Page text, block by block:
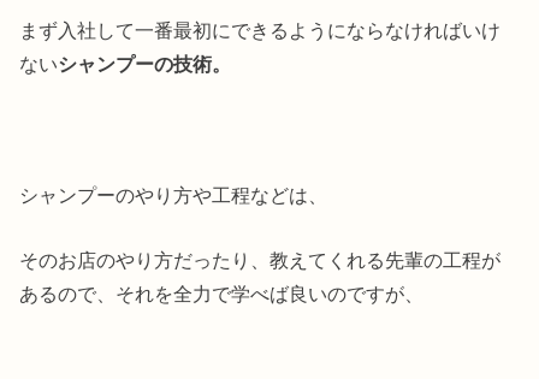
まず入社して一番最初にできるようにならなければいけ
ないシャンプーの技術。
シャンプーのやり方や工程などは、
そのお店のやり方だったり、教えてくれる先輩の工程が
あるので、それを全力で学べば良いのですが、